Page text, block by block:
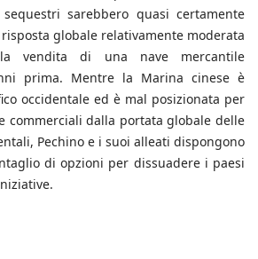
sarebbero quasi certamente
globale relativamente moderata
vendita di una nave mercantile
prima. Mentre la Marina cinese è
occidentale ed è mal posizionata per
commerciali dalla portata globale delle
Pechino e i suoi alleati dispongono
di opzioni per dissuadere i paesi